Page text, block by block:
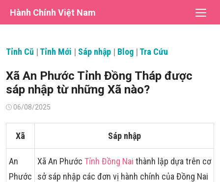
Hành Chính Việt Nam
Tỉnh Cũ | Tỉnh Mới | Sáp nhập | Blog | Tra Cứu
Xã An Phước Tỉnh Đồng Tháp được
sáp nhập từ những Xã nào?
Đăng06/08/2025
Xã Sáp nhập
An
Phước
Xã An Phước Tỉnh Đồng Nai thành lập dựa trên cơ
sở sáp nhập các đơn vị hành chính của Đồng Nai